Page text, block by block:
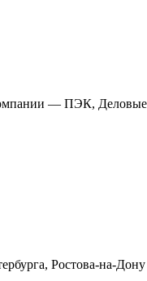
компании — ПЭК,
Ростова-на-